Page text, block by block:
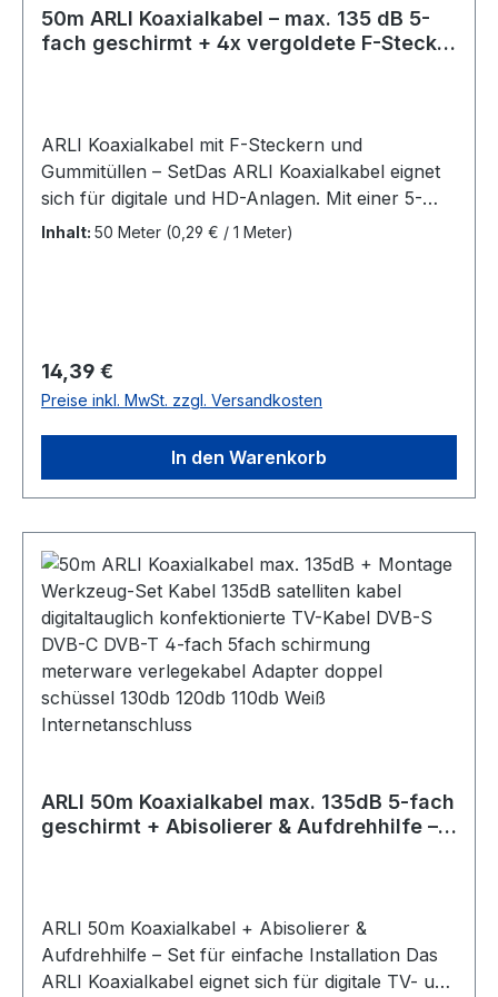
Weiß Lieferumfang:50 Meter Koaxialkabel 4x F-
Stecker, vergoldet
50m ARLI Koaxialkabel – max. 135 dB 5-
fach geschirmt + 4x vergoldete F-Stecker
ARLI Koaxialkabel mit F-Steckern und
Gummitüllen – SetDas ARLI Koaxialkabel eignet
sich für digitale und HD-Anlagen. Mit einer 5-
fachen Abschirmung schützt es vor äußeren
auch im Außenbereich. Die Metermarkierung
erleichtert die Installation, da Sie den Überblick
über die verbleibende Kabellänge behalten. Das
Set enthält auch 4 F-Stecker, die für die
Installation von Koaxialkabel in der Satelliten-
und Antennentechnik geeignet sind. Mit ihrer
einfach auf das abisolierte Kabel aufschrauben.
Zusätzlich werden 4 Gummitüllen mitgeliefert, die
über die F-Stecker geschoben werden und die
Anschlüsse vor Feuchtigkeit und
Witterungseinflüssen schützen.Technische Daten
des Koaxialkabels: 5-fach geschirmt Innenleiter:
1.02±0.01 mm, CCS (Stahl-Kupfer) Außenmantel:
PVC (ROHS), 7.2±0.1 mm Wellenwiderstand: 75
EN 50575:2014 +
A1:2016 Metermarkierung Farbe:
Inhalt: 50 Meter (0,29 € / 1 Meter)
Regulärer Preis:
14,39 €
Preise inkl. MwSt. zzgl. Versandkosten
In den Warenkorb
ARLI 50m Koaxialkabel max. 135dB 5-fach
geschirmt + Abisolierer & Aufdrehhilfe –
ARLI 50m Koaxialkabel + Abisolierer &
Aufdrehhilfe – Set für einfache Installation Das
ARLI Koaxialkabel eignet sich für digitale TV- und